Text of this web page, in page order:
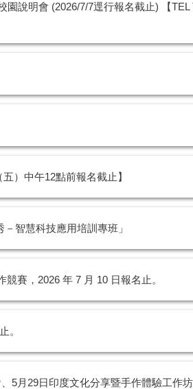
園說明會 (2026/7/7逕行報名截止) 【
）中午12點前報名截止】
智慧科技應用培訓專班」
賽，2026 年 7 月 10 日報名止。
。
5月29日印度文化分享暨手作體驗工作